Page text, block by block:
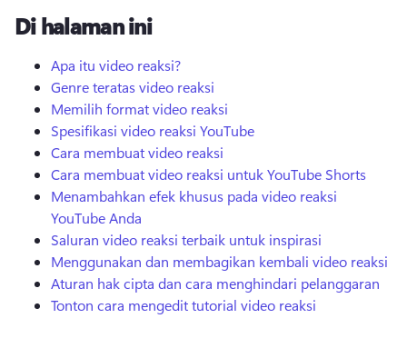
Masuk
Coba gratis
Di halaman ini
Apa itu video reaksi?
Genre teratas video reaksi
Memilih format video reaksi
Spesifikasi video reaksi YouTube
Cara membuat video reaksi
Cara membuat video reaksi untuk YouTube Shorts
Menambahkan efek khusus pada video reaksi
YouTube Anda
Saluran video reaksi terbaik untuk inspirasi
Menggunakan dan membagikan kembali video reaksi
Aturan hak cipta dan cara menghindari pelanggaran
Tonton cara mengedit tutorial video reaksi